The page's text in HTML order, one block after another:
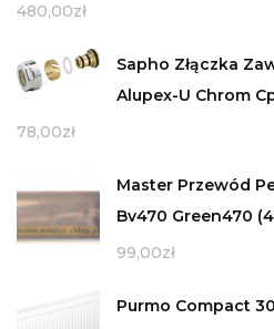
480,00zł
Sapho Złączka
Alupex-U Chrom
78,00zł
Master Przewód
Bv470 Green470
99,00zł
Purmo Compact